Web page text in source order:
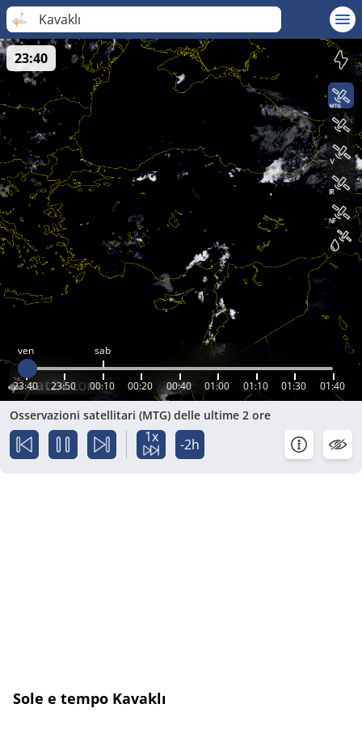
Kavaklı
ven sab
23:40 23:50 00:10 00:20 00:40 01:00 01:10 01:30 01:40
23:40
Osservazioni satellitari (MTG) delle ultime 2 ore
1x -2h
Sole e tempo Kavaklı